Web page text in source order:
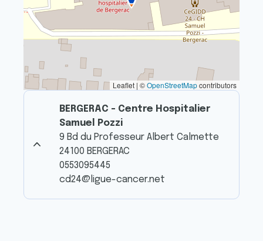
Leaflet | ©OpenStreetMapcontributors
BERGERAC - Centre Hospitalier
Samuel Pozzi
9 Bd du Professeur Albert Calmette
24100 BERGERAC
0553095445
cd24@ligue-cancer.net